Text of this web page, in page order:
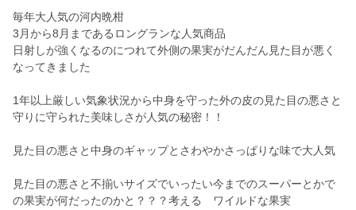
毎年大人気の河内晩柑
3月から8月まであるロングランな人気商品
日射しが強くなるのにつれて外側の果実がだんだん見た目が悪く
なってきました
1年以上厳しい気象状況から中身を守った外の皮の見た目の悪さと
守りに守られた美味しさが人気の秘密！！
見た目の悪さと中身のギャップとさわやかさっぱりな味で大人気
見た目の悪さと不揃いサイズでいったい今までのスーパーとかで
の果実が何だったのかと？？？考える ワイルドな果実